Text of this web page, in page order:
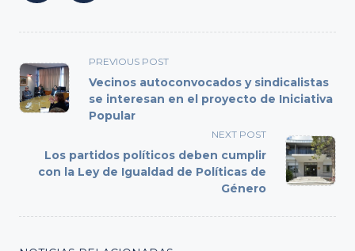
<span
class="nav-
subtitle
screen-
text">Page</span>
PREVIOUS POST
Vecinos autoconvocados y sindicalistas
se interesan en el proyecto de Iniciativa
Popular
NEXT POST
Los partidos políticos deben cumplir
con la Ley de Igualdad de Políticas de
Género